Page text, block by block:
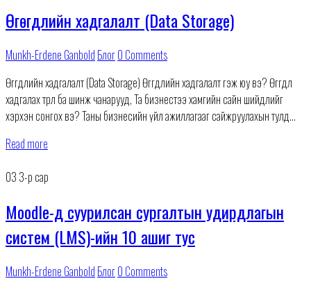
Өгөгдлийн хадгалалт (Data Storage)
Munkh-Erdene Ganbold Блог0 Comments
Өгөгдлийн хадгалалт (Data Storage) Өгөгдлийн хадгалалт гэж юу вэ? Өгөгдөл
хадгалах төрөл ба шинж чанарууд, Та бизнестээ хамгийн сайн шийдлийг
хэрхэн сонгох вэ? Таны бизнесийн үйл ажиллагааг сайжруулахын тулд
Read more
03 3-р сар
Moodle-д суурилсан сургалтын удирдлагын
систем (LMS)-ийн 10 ашиг тус
Munkh-Erdene Ganbold Блог0 Comments